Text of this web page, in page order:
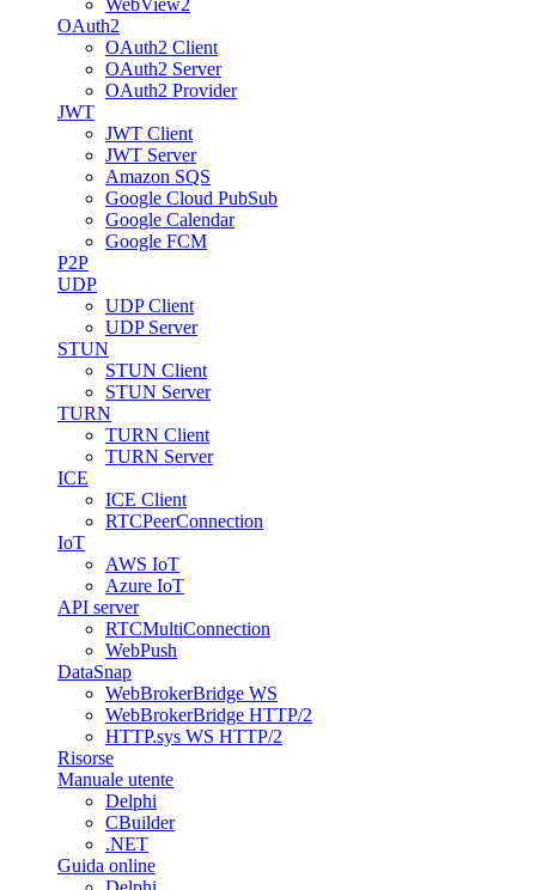
WebView2
OAuth2
OAuth2 Client
OAuth2 Server
OAuth2 Provider
JWT
JWT Client
JWT Server
Amazon SQS
Google Cloud PubSub
Google Calendar
Google FCM
P2P
UDP
UDP Client
UDP Server
STUN
STUN Client
STUN Server
TURN
TURN Client
TURN Server
ICE
ICE Client
RTCPeerConnection
IoT
AWS IoT
Azure IoT
API server
RTCMultiConnection
WebPush
DataSnap
WebBrokerBridge WS
WebBrokerBridge HTTP/2
HTTP.sys WS HTTP/2
Risorse
Manuale utente
Delphi
CBuilder
.NET
Guida online